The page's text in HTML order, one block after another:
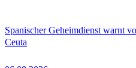
Spanischer Geheimdienst warnt
Ceuta